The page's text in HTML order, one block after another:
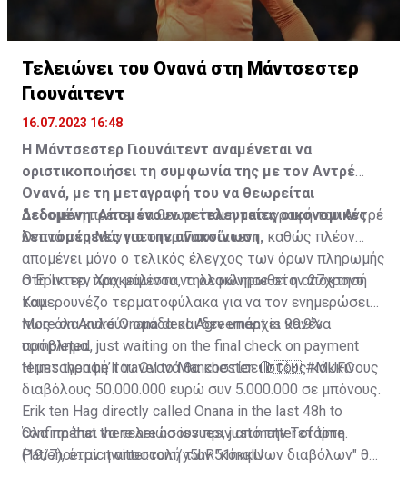
Τελειώνει του Ονανά στη Μάντσεστερ
Γιουνάιτεντ
16.07.2023 16:48
Η Μάντσεστερ Γιουνάιτεντ αναμένεται να
οριστικοποιήσει τη συμφωνία της με τον Αντρέ
Ονανά, με τη μεταγραφή του να θεωρείται
δεδομένη. Απομένουν οι τελευταίες οικονομικές
λεπτομέρειες για την ανακοίνωση.
Δεδομένη πρέπει να θεωρείται η μεταγραφή του Αντρέ
Ονανά στη Μάντσεστερ Γιουνάιτεντ, καθώς πλέον
απομένει μόνο ο τελικός έλεγχος των όρων πληρωμής
στη Ίντερ, προκειμένου να ολοκληρωθεί η απόκτησή
του.
Ο Έρικ τεν Χαχ μάλιστα, τηλεφώνησε στον 27χρονο
Καμερουνέζο τερματοφύλακα για να τον ενημερώσει
πως όλα κυλούν ομάδα και δεν υπάρχει κανένα
πρόβλημα.
More on André Onana deal. Agreement is 99.9%
completed, just waiting on the final check on payment
terms then he’ll travel to Manchester. 🔴🇨🇲#MUFC
Erik ten Hag directly called Onana in the last 48h to
confirm that there are no issues, just matter of time.
Patience.pic.twitter.com/y5hR51mqlU
Η μεταγραφή του Ονανά θα κοστίσει στους κόκκινους
διαβόλους 50.000.000 ευρώ συν 5.000.000 σε μπόνους.
Όλα πρέπει να τελειώσουν πριν από την Τετάρτη
(19/7), όταν η αποστολή των "κόκκινων διαβόλων" θα